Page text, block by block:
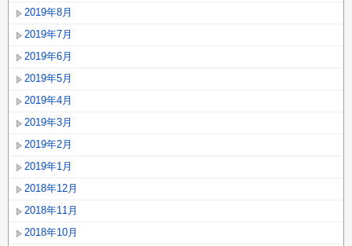
2019年8月
2019年7月
2019年6月
2019年5月
2019年4月
2019年3月
2019年2月
2019年1月
2018年12月
2018年11月
2018年10月